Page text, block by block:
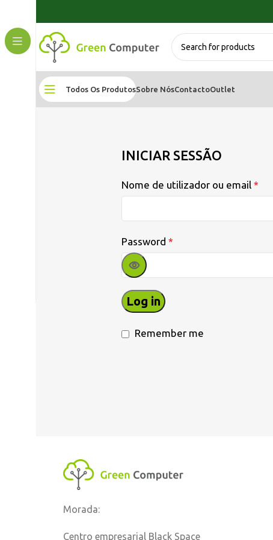
Todos Os ProdutosSobre NósContactoOutlet
INICIAR SESSÃO
Nome de utilizador ou email *
Password *
Log in
Remember me
Morada:
Centro empresarial Black Space